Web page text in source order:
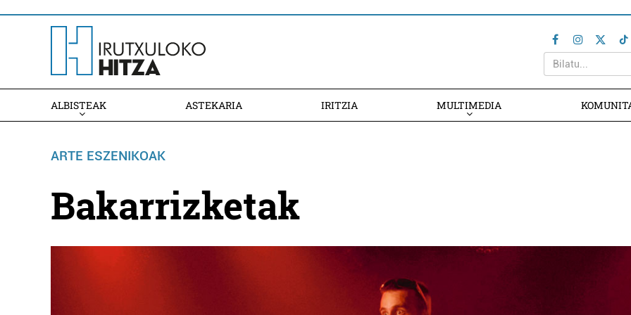
ALBISTEAK ASTEKARIA IRITZIA MULTIMEDIA
ARTE ESZENIKOAK
Bakarrizketak